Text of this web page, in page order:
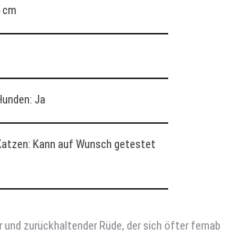
cm
Ja
Kann auf Wunsch getestet
und zurückhaltender Rüde, der sich öfter fernab